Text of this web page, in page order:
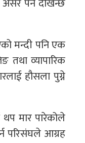
मन्दी पनि एक
तथा व्यापारिक
हौसला पुग्ने
थप मार पारेकोले
परिसंघले आग्रह